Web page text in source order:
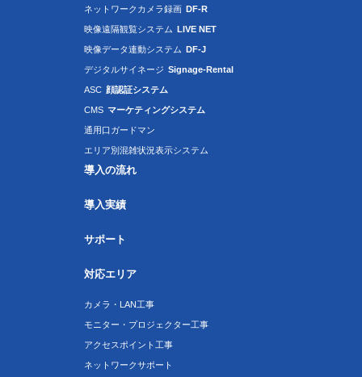
ネットワークカメラ録画 DF-R
映像遠隔観覧システム LIVE NET
映像データ連動システム DF-J
デジタルサイネージ Signage-Rental
ASC 顔認証システム
CMS マーケティングシステム
通用口ガードマン
エリア別混雑状況表示システム
導入の流れ
導入実績
サポート
対応エリア
カメラ・LAN工事
モニター・プロジェクター工事
アクセスポイント工事
ネットワークサポート